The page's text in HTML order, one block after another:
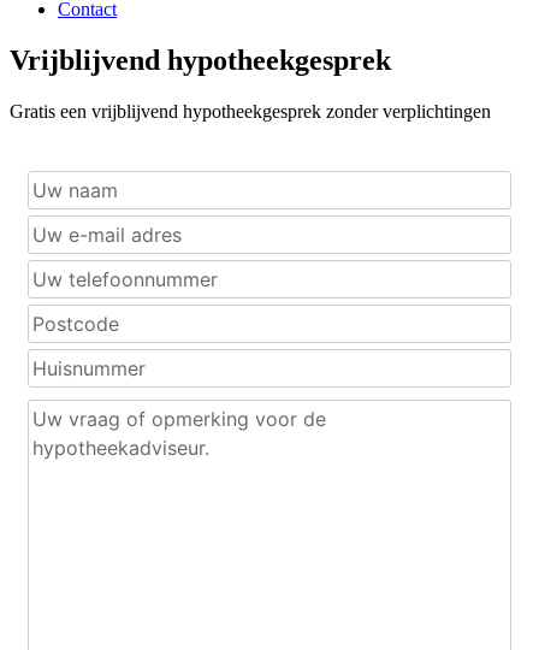
Contact
Vrijblijvend hypotheekgesprek
Gratis een vrijblijvend hypotheekgesprek zonder verplichtingen